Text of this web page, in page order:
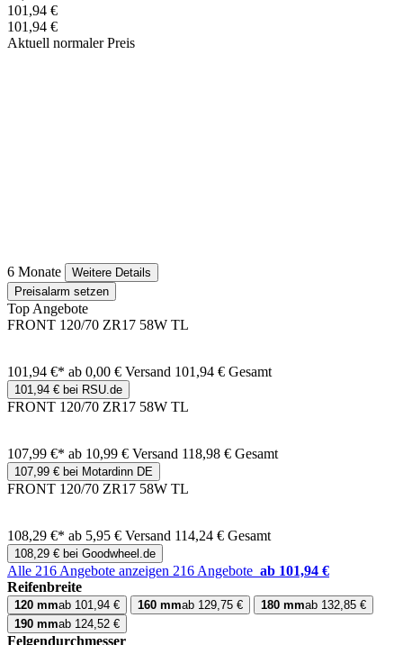
101,94 €
101,94 €
Aktuell normaler Preis
6 Monate
Weitere Details
Preisalarm setzen
Top Angebote
FRONT 120/70 ZR17 58W TL
101,94 €* ab 0,00 € Versand 101,94 € Gesamt
101,94 € bei RSU.de
FRONT 120/70 ZR17 58W TL
107,99 €* ab 10,99 € Versand 118,98 € Gesamt
107,99 € bei Motardinn DE
FRONT 120/70 ZR17 58W TL
108,29 €* ab 5,95 € Versand 114,24 € Gesamt
108,29 € bei Goodwheel.de
Alle 216 Angebote anzeigen 216 Angebote ab 101,94 €
Reifenbreite
120 mmab 101,94 € 160 mmab 129,75 € 180 mmab 132,85 €
190 mmab 124,52 €
Felgendurchmesser